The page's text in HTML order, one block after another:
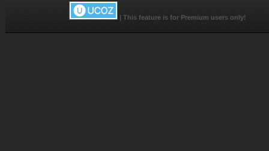
| This feature is for Premium users only!